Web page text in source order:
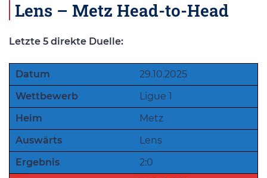
Lens – Metz Head-to-Head
Letzte 5 direkte Duelle:
Datum
29.10.2025
Wettbewerb
Ligue 1
Heim
Metz
Auswärts
Lens
Ergebnis
2:0